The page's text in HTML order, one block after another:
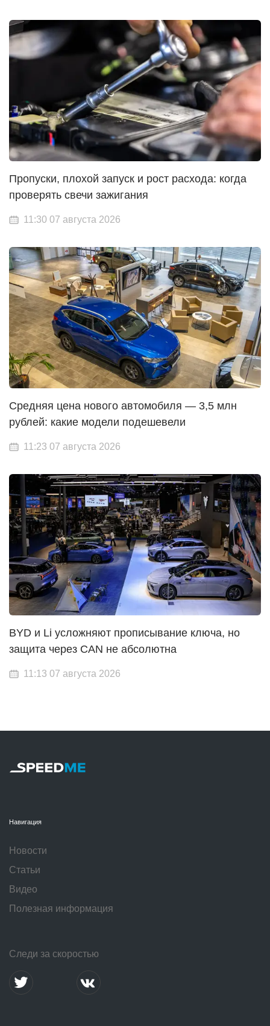
Пропуски, плохой запуск и рост расхода: когда
проверять свечи зажигания
11:30 07 августа 2026
Средняя цена нового автомобиля — 3,5 млн
рублей: какие модели подешевели
11:23 07 августа 2026
BYD и Li усложняют прописывание ключа, но
защита через CAN не абсолютна
11:13 07 августа 2026
Навигация
Новости
Статьи
Видео
Полезная информация
Следи за скоростью